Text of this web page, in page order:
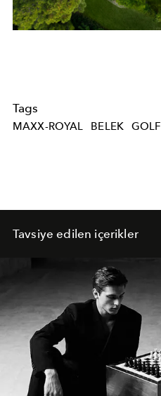
Tags
MAXX-ROYAL BELEK GOLF
Tavsiye edilen içerikler